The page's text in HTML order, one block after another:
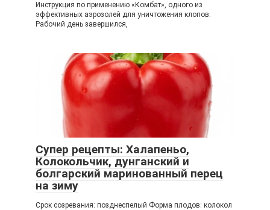
Инструкция по применению «Комбат», одного из
эффективных аэрозолей для уничтожения клопов.
Рабочий день завершился,
Супер рецепты: Халапеньо,
Колокольчик, дунганский и
болгарский маринованный перец
на зиму
Срок созревания: позднеспелый Форма плодов: колокол